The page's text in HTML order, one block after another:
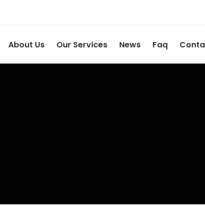
About Us Our Services News Faq